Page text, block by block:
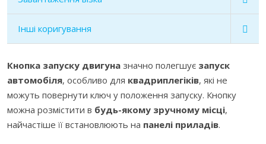
Інші коригування
Кнопка запуску двигуна значно полегшує запуск
автомобіля, особливо для квадриплегіків, які не
можуть повернути ключ у положення запуску. Кнопку
можна розмістити в будь-якому зручному місці,
найчастіше її встановлюють на панелі приладів.